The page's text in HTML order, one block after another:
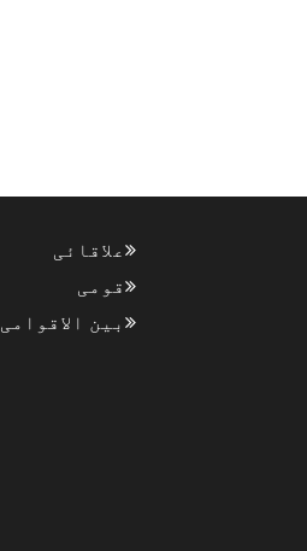
علاقائی
قومی
بین الاقوامی